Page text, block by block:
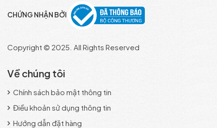
CHỨNG NHẬN BỞI
Copyright © 2025. All Rights Reserved
Về chúng tôi
Chính sách bảo mật thông tin
Điều khoản sử dụng thông tin
Hướng dẫn đặt hàng